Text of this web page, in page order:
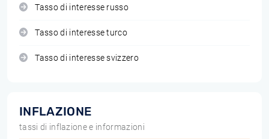
Tasso di interesse russo
Tasso di interesse turco
Tasso di interesse svizzero
INFLAZIONE
tassi di inflazione e informazioni